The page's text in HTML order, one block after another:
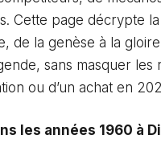
Cette page décrypte
de la genèse à la
sans masquer les
ou d’un achat en
les années 1960 à